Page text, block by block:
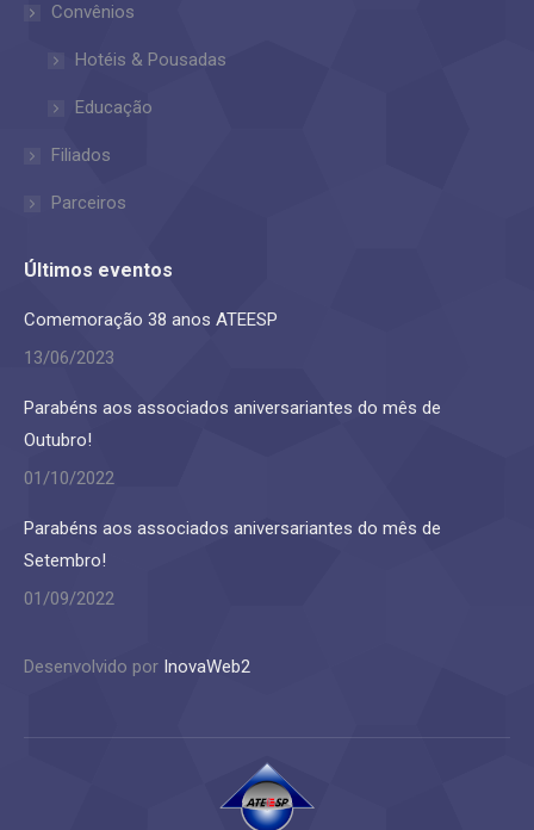
windowwindow
Convênios
Hotéis & Pousadas
Educação
Filiados
Parceiros
Últimos eventos
Comemoração 38 anos ATEESP
13/06/2023
Parabéns aos associados aniversariantes do mês de
Outubro!
01/10/2022
Parabéns aos associados aniversariantes do mês de
Setembro!
01/09/2022
Desenvolvido por InovaWeb2